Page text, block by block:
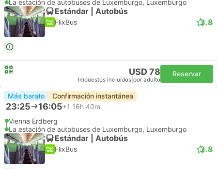
La estación de autobuses de Luxemburgo, Luxemburgo
Estándar | Autobús
FlixBus 3.8
USD 78
Impuestos incluidos por adulto
Reservar
Más barato Confirmación instantánea
23:25 16:05+1 16h 40m
Vienna Erdberg
La estación de autobuses de Luxemburgo, Luxemburgo
Estándar | Autobús
FlixBus 3.8